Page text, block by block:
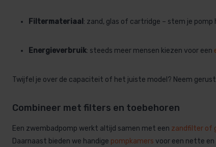
Filtermateriaal : zand, glas of cartridge – stem je pomp
Energieverbruik: steeds meer mensen kiezen voor een
Twijfel je over de capaciteit of het juiste model? Neem gerust
Combineer met filters en toebehoren
Een zwembadpomp werkt altijd samen met een zandfilter of
Daarnaast bieden we handige pompkamers voor een nette en